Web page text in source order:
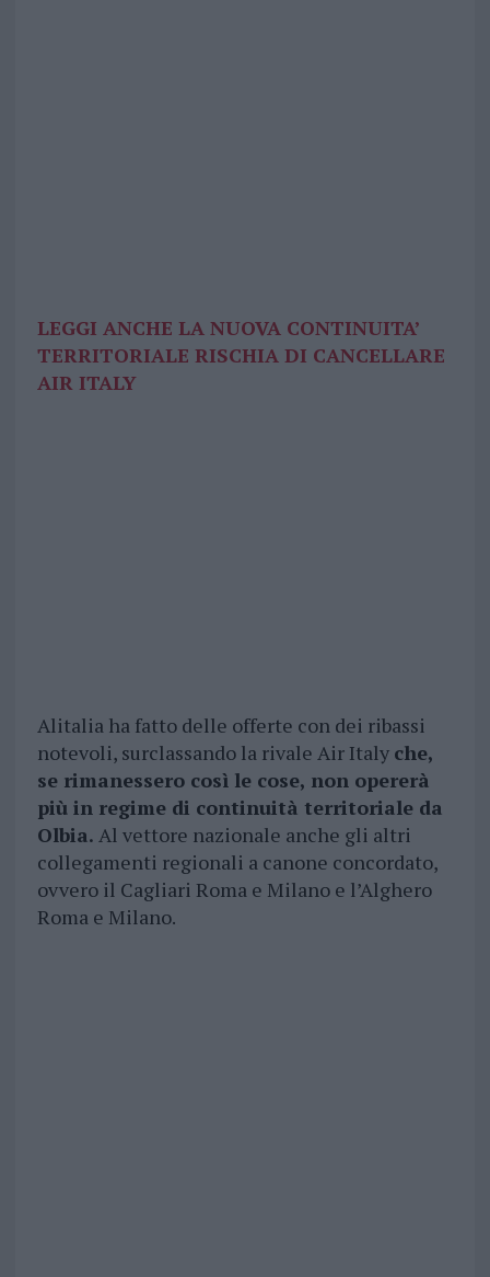
LEGGI ANCHE LA NUOVA CONTINUITA’
TERRITORIALE RISCHIA DI CANCELLARE
AIR ITALY
Alitalia ha fatto delle offerte con dei ribassi
notevoli, surclassando la rivale Air Italy che,
se rimanessero così le cose, non opererà
più in regime di continuità territoriale da
Olbia. Al vettore nazionale anche gli altri
collegamenti regionali a canone concordato,
ovvero il Cagliari Roma e Milano e l’Alghero
Roma e Milano.